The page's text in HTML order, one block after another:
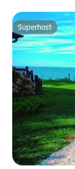
Superhost
Superhost